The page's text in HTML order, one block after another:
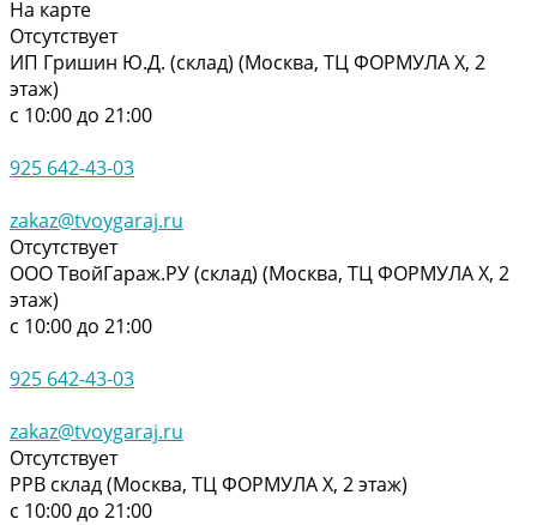
На карте
Отсутствует
ИП Гришин Ю.Д. (склад) (Москва, ТЦ ФОРМУЛА Х, 2
этаж)
с 10:00 до 21:00
925 642-43-03
zakaz@tvoygaraj.ru
Отсутствует
ООО ТвойГараж.РУ (склад) (Москва, ТЦ ФОРМУЛА Х, 2
этаж)
с 10:00 до 21:00
925 642-43-03
zakaz@tvoygaraj.ru
Отсутствует
РРВ склад (Москва, ТЦ ФОРМУЛА Х, 2 этаж)
с 10:00 до 21:00